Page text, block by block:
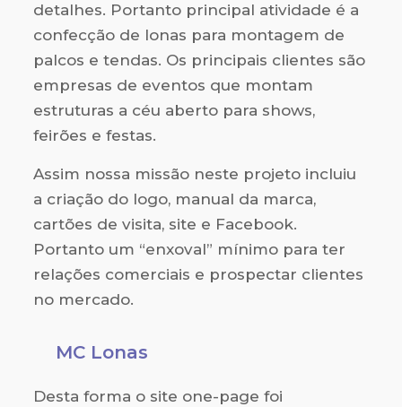
detalhes. Portanto principal atividade é a
confecção de lonas para montagem de
palcos e tendas. Os principais clientes são
empresas de eventos que montam
estruturas a céu aberto para shows,
feirões e festas.
Assim nossa missão neste projeto incluiu
a criação do logo, manual da marca,
cartões de visita, site e Facebook.
Portanto um “enxoval” mínimo para ter
relações comerciais e prospectar clientes
no mercado.
MC Lonas
Desta forma o site one-page foi